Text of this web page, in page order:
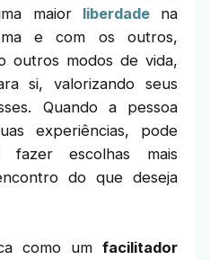
maior liberdadena
e com os outros,
outros modos de vida,
si, valorizando seus
Quando a pessoa
experiências, pode
escolhas mais
do que deseja
como um facilitador